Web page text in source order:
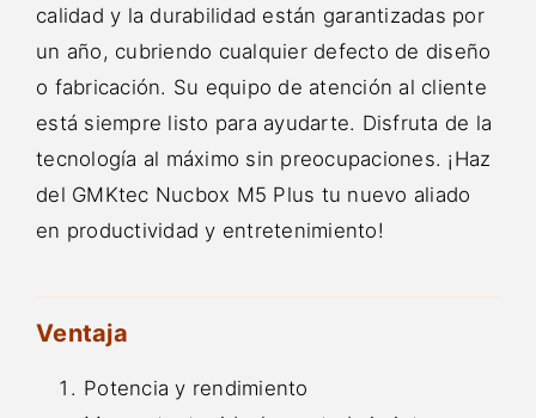
calidad y la durabilidad están garantizadas por
un año, cubriendo cualquier defecto de diseño
o fabricación. Su equipo de atención al cliente
está siempre listo para ayudarte. Disfruta de la
tecnología al máximo sin preocupaciones. ¡Haz
del GMKtec Nucbox M5 Plus tu nuevo aliado
en productividad y entretenimiento!
Ventaja
Potencia y rendimiento